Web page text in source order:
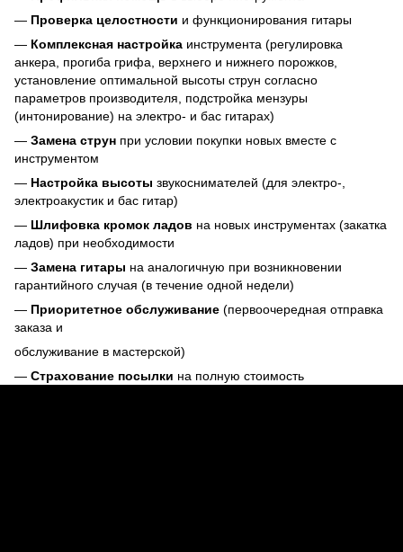
— Проверка целостности и функционирования гитары
— Комплексная настройка инструмента (регулировка
анкера, прогиба грифа, верхнего и нижнего порожков,
установление оптимальной высоты струн согласно
параметров производителя, подстройка мензуры
(интонирование) на электро- и бас гитарах)
— Замена струн при условии покупки новых вместе с
инструментом
— Настройка высоты звукоснимателей (для электро-,
электроакустик и бас гитар)
— Шлифовка кромок ладов на новых инструментах (закатка
ладов) при необходимости
— Замена гитары на аналогичную при возникновении
гарантийного случая (в течение одной недели)
— Приоритетное обслуживание (первоочередная отправка
заказа и
обслуживание в мастерской)
— Страхование посылки на полную стоимость